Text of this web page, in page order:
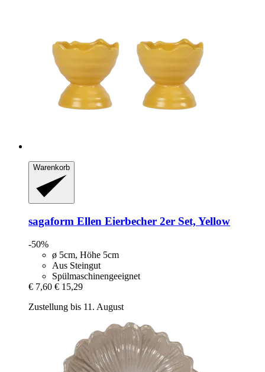
Warenkorb
sagaform Ellen Eierbecher 2er Set, Yellow
-50%
ø 5cm, Höhe 5cm
Aus Steingut
Spülmaschinengeeignet
€ 7,60 € 15,29
Zustellung bis 11. August